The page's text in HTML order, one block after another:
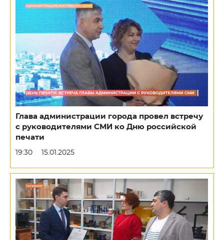
Глава администрации города провел встречу
с руководителями СМИ ко Дню российской
печати
19:30 15.01.2025